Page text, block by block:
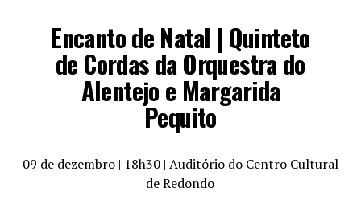
Encanto de Natal | Quinteto
de Cordas da Orquestra do
Alentejo e Margarida
Pequito
09 de dezembro | 18h30 | Auditório do Centro Cultural
de Redondo